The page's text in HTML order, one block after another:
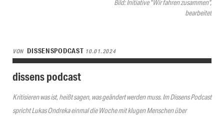
Bild: Initiative "Wir fahren zusammen",
bearbeitet
VON DISSENSPODCAST 10.01.2024
dissens podcast
Kritisieren was ist, heißt sagen, was geändert werden muss. Im Dissens Podcast
spricht Lukas Ondreka einmal die Woche mit klugen Menschen über